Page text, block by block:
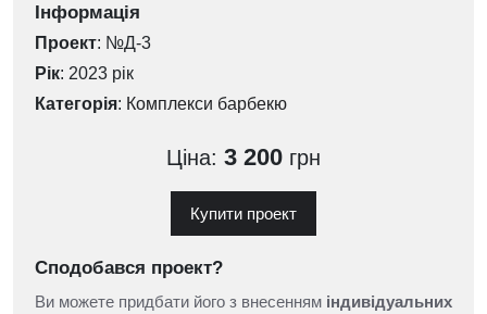
Інформація
Проект: №Д-3
Рік: 2023 рік
Категорія: Комплекси барбекю
Ціна: 3 200 грн
Купити проект
Сподобався проект?
Ви можете придбати його з внесенням індивідуальних